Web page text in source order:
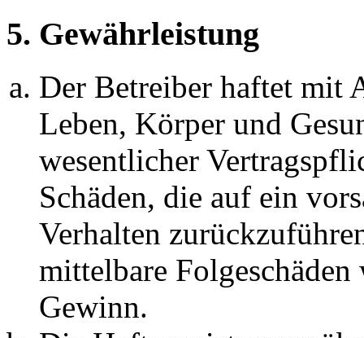
5. Gewährleistung
Der Betreiber haftet mit
Leben, Körper und
wesentlicher
Schäden, die auf ein
Verhalten
mittelbare Folgeschäden
Gewinn.